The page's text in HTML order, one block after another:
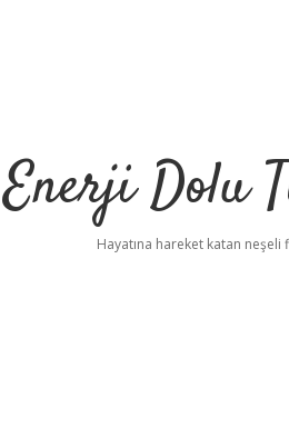
Enerji Dolu
Hayatına hareket katan neşeli